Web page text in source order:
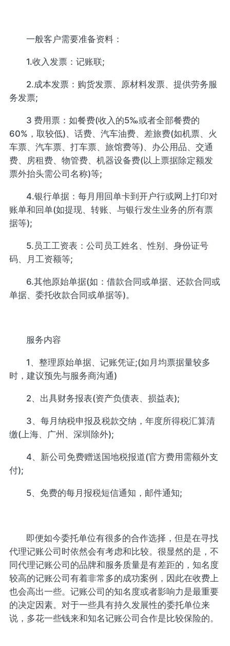
一般客户需要准备资料：
1.收入发票：记账联;
2.成本发票：购货发票、原材料发票、提供劳务服
务发票;
3 费用票：如餐费(收入的5‰或者全部餐费的
60%，取较低)、话费、汽车油费、差旅费(如机票、火
车票、汽车票、打车票、旅馆费等)、办公用品、交通
费、房租费、物管费、机器设备费(以上票据除定额发
票外抬头需公司名称)等;
4.银行单据：每月用回单卡到开户行或网上打印对
账单和回单(如提现、转账、与银行发生业务的所有票
据等);
5.员工工资表：公司员工姓名、性别、身份证号
码、月工资额等;
6.其他原始单据(如：借款合同或单据、还款合同或
单据、委托收款合同或单据等)。
服务内容
1、整理原始单据、记账凭证;(如月均票据量较多
时，建议预先与服务商沟通)
2、出具财务报表(资产负债表、损益表);
3、每月纳税申报及税款交纳，年度所得税汇算清
缴(上海、广州、深圳除外);
4、新公司免费赠送国地税报道(官方费用需额外支
付);
5、免费的每月报税短信通知，邮件通知;
即便如今委托单位有很多的合作选择，但是在寻找
代理记账公司时依然会有考虑和比较。很显然的是，不
同代理记账公司的品牌和服务质量是有差距的，知名度
较高的记账公司有着非常多的成功案例，因此在收费上
也会高出一些。记账公司的知名度或者影响力是最重要
的决定因素。对于一些具有持久发展性的委托单位来
说，多花一些钱来和知名记账公司合作是比较保险的。